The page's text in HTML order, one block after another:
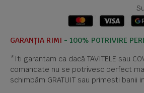
GARANȚIA RIMI - 100% POTRIVIRE
*Iti garantam ca dacă TAVITELE sau
comandate nu se potrivesc perfect
schimbăm GRATUIT sau primesti banii